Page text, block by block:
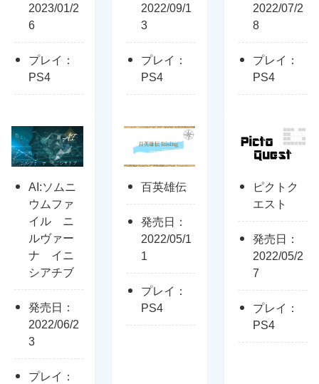
2023/01/2
6
プレイ：
PS4
2022/09/1
3
プレイ：
PS4
2022/07/2
8
プレイ：
PS4
AI:ソムニ
ウムファ
イル ニ
ルヴァー
ナ イニ
シアチブ
発売日：
2022/06/2
3
プレイ：
百英雄伝
発売日：
2022/05/1
1
プレイ：
PS4
ピクトク
エスト
発売日：
2022/05/2
7
プレイ：
PS4